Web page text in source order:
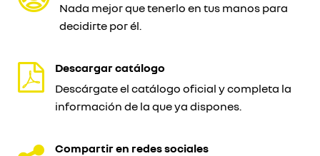
Nada mejor que tenerlo en tus manos para
decidirte por él.
Descargar catálogo
Descárgate el catálogo oficial y completa la
información de la que ya dispones.
Compartir en redes sociales